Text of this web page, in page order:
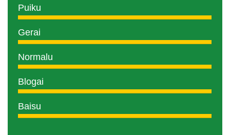
Puiku
Gerai
Normalu
Blogai
Baisu